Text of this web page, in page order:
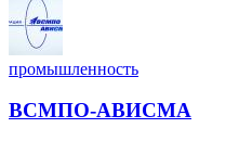
промышленность
ВСМПО-АВИСМА